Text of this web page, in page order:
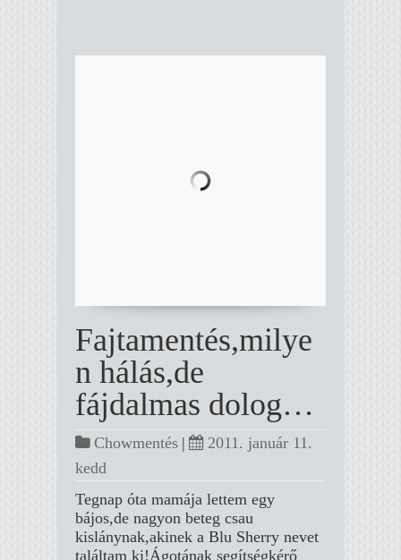
Fajtamentés,milye
n hálás,de
fájdalmas dolog…
Chowmentés |
2011. január 11.
kedd
Tegnap óta mamája lettem egy
bájos,de nagyon beteg csau
kislánynak,akinek a Blu Sherry nevet
találtam ki!Ágotának segítségkérő